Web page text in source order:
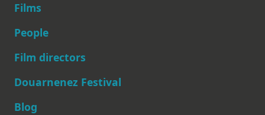
Main navigation
Films
People
Film directors
Douarnenez Festival
Blog